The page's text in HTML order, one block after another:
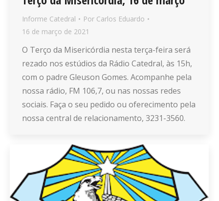
Informe Catedral Por Carlos Eduardo
16 de março de 2021
O Terço da Misericórdia nesta terça-feira será
rezado nos estúdios da Rádio Catedral, às 15h,
com o padre Gleuson Gomes. Acompanhe pela
nossa rádio, FM 106,7, ou nas nossas redes
sociais. Faça o seu pedido ou oferecimento pela
nossa central de relacionamento, 3231-3560.